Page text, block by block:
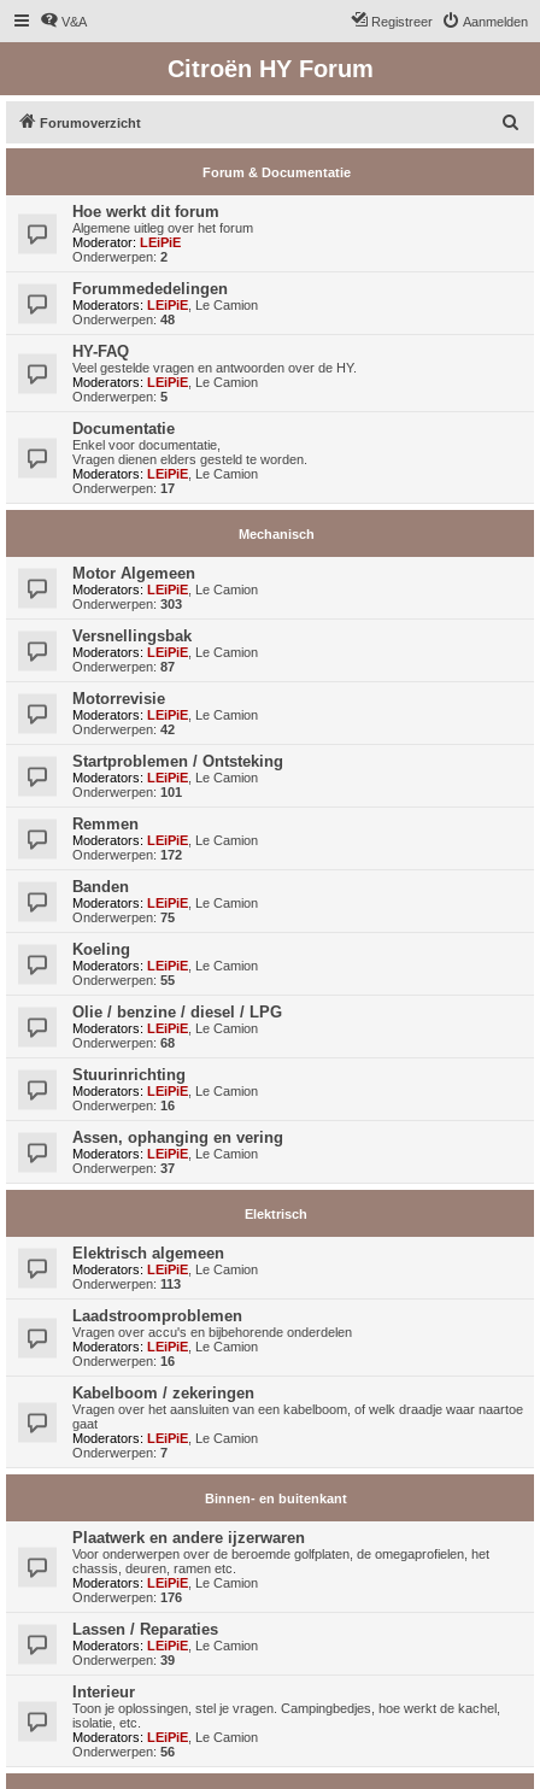
V&A Aanmelden
Registreer
Citroën HY Forum
Forumoverzicht
o
Forum & Documentatie
Hoe werkt dit forum
Algemene uitleg over het forum
Moderator: LEiPiE
Onderwerpen: 2
Forummededelingen
Moderators: LEiPiE Le Camion
Onderwerpen: 48
HY-FAQ
Veel gestelde vragen en antwoorden over de HY.
Moderators: LEiPiE Le Camion
Onderwerpen: 5
Documentatie
Enkel voor documentatie,
Vragen dienen elders gesteld te worden.
Moderators: LEiPiE Le Camion
Onderwerpen: 17
Mechanisch
Motor Algemeen
Moderators: LEiPiE Le Camion
Onderwerpen: 303
Versnellingsbak
Moderators: LEiPiE Le Camion
Onderwerpen: 87
Motorrevisie
Moderators: LEiPiE Le Camion
Onderwerpen: 42
Startproblemen / Ontsteking
Moderators: LEiPiE Le Camion
Onderwerpen: 101
Remmen
Moderators: LEiPiE Le Camion
Onderwerpen: 172
Banden
Moderators: LEiPiE Le Camion
Onderwerpen: 75
Koeling
Moderators: LEiPiE Le Camion
Onderwerpen: 55
Olie / benzine / diesel / LPG
Moderators: LEiPiE Le Camion
Onderwerpen: 68
Stuurinrichting
Moderators: LEiPiE Le Camion
Onderwerpen: 16
Assen, ophanging en vering
Moderators: LEiPiE Le Camion
Onderwerpen: 37
Elektrisch
Elektrisch algemeen
Moderators: LEiPiE Le Camion
Onderwerpen: 113
Laadstroomproblemen
Vragen over accu's en bijbehorende onderdelen
Moderators: LEiPiE Le Camion
Onderwerpen: 16
Kabelboom / zekeringen
Vragen over het aansluiten van een kabelboom, of welk draadje waar naartoe
gaat
Moderators: LEiPiE Le Camion
Onderwerpen: 7
Binnen- en buitenkant
Plaatwerk en andere ijzerwaren
Voor onderwerpen over de beroemde golfplaten, de omegaprofielen, het
chassis, deuren, ramen etc.
Moderators: LEiPiE Le Camion
Onderwerpen: 176
Lassen / Reparaties
Moderators: LEiPiE Le Camion
Onderwerpen: 39
Interieur
Toon je oplossingen, stel je vragen. Campingbedjes, hoe werkt de kachel,
isolatie, etc.
Moderators: LEiPiE Le Camion
Onderwerpen: 56